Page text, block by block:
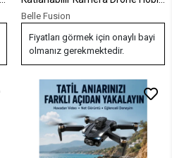
ve Günlük Kullanım
Belle Fusion
Fiyatları görmek için onaylı bayi
olmanız gerekmektedir.